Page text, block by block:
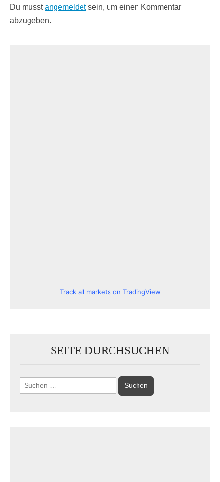
Du musstangemeldetsein, um einen Kommentar
abzugeben.
Track all markets on TradingView
SEITE DURCHSUCHEN
Suchen
nach: